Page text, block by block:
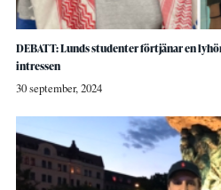
DEBATT: Lunds studenter förtjänar en
intressen
30 september, 2024